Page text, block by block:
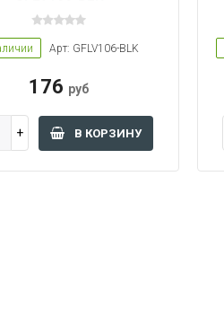
Арт: GFLV106-BLK
176 руб
В КОРЗИНУ
Women M